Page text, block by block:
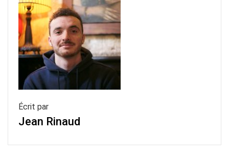
Écrit par
Jean Rinaud